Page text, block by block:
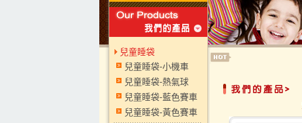
兒童睡袋
兒童睡袋-小機車
兒童睡袋-熱氣球
兒童睡袋-藍色賽車
兒童睡袋-黃色賽車